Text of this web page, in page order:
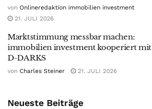
von Onlineredaktion immobilien investment
21. JULI 2026
Marktstimmung messbar machen:
immobilien investment kooperiert mit
D-DARKS
von Charles Steiner 21. JULI 2026
Neueste Beiträge